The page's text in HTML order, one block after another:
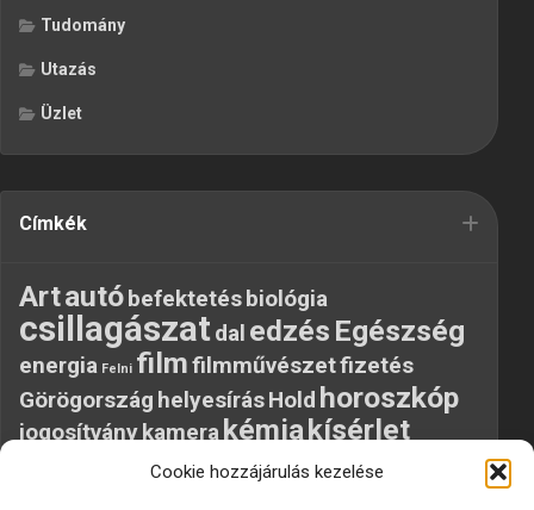
Cookie hozzájárulás kezelése
Tudomány
Utazás
Üzlet
Címkék
Artautóbefektetésbiológia
csillagászatdal edzés Egészség
energia Felni filmfilmművészetfizetés
Görögország helyesírásHold horoszkóp
jogosítványkamerakémiakísérlet
külföld laptop LG mobil
munka